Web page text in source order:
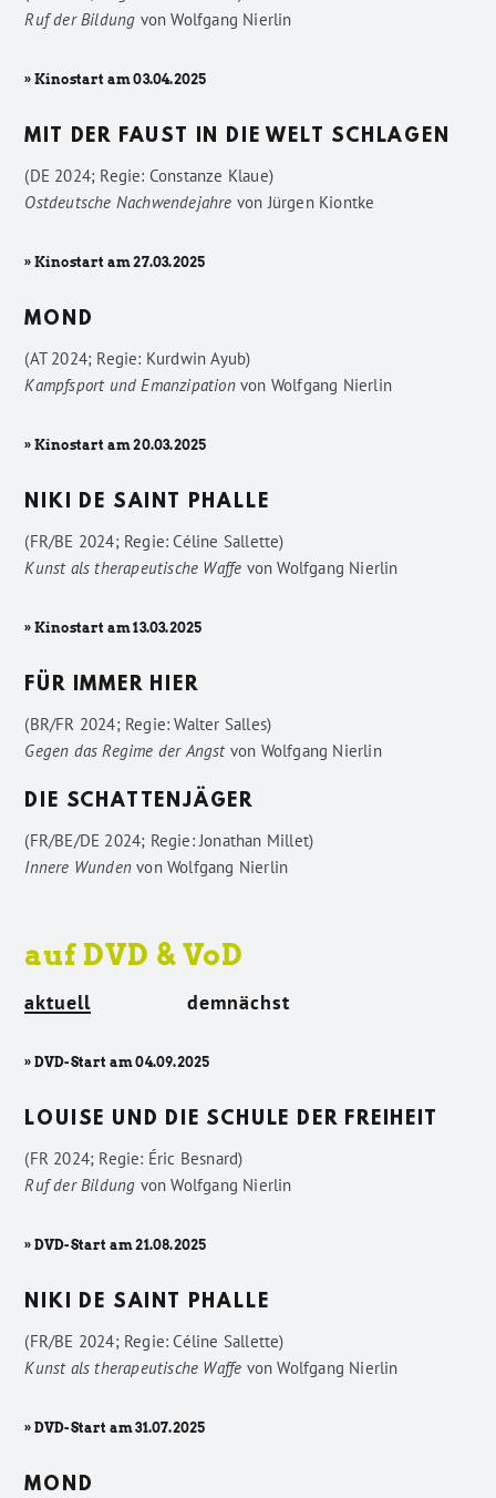
Ruf der Bildung vonWolfgang Nierlin
» Kinostart am 03.04.2025
MIT DER FAUST IN DIE WELT SCHLAGEN
(DE 2024; Regie: Constanze Klaue)
Ostdeutsche Nachwendejahre von Jürgen Kiontke
» Kinostart am 27.03.2025
MOND
(AT 2024; Regie: Kurdwin Ayub)
Kampfsport und Emanzipationvon Wolfgang Nierlin
» Kinostart am 20.03.2025
NIKI DE SAINT PHALLE
(FR/BE 2024; Regie: Céline Sallette)
Kunst als therapeutische Waffe vonWolfgang Nierlin
» Kinostart am 13.03.2025
FÜR IMMER HIER
(BR/FR 2024; Regie: Walter Salles)
Gegen das Regime der Angstvon Wolfgang Nierlin
DIE SCHATTENJÄGER
(FR/BE/DE 2024; Regie: Jonathan Millet)
Innere Wunden vonWolfgang Nierlin
auf DVD & VoD
aktuell demnächst
» DVD-Start am 04.09.2025
LOUISE UND DIE SCHULE DER FREIHEIT
(FR 2024; Regie: Éric Besnard)
Ruf der Bildung vonWolfgang Nierlin
» DVD-Start am 21.08.2025
NIKI DE SAINT PHALLE
(FR/BE 2024; Regie: Céline Sallette)
Kunst als therapeutische Waffe vonWolfgang Nierlin
» DVD-Start am 31.07.2025
MOND